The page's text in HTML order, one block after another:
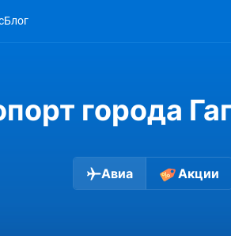
Блог
города
Авиа Акции